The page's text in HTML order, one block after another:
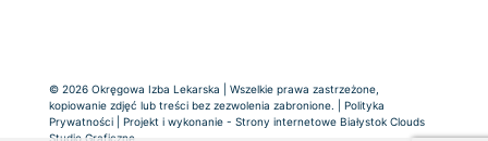
© 2026 Okręgowa Izba Lekarska | Wszelkie prawa zastrzeżone,
kopiowanie zdjęć lub treści bez zezwolenia zabronione. | Polityka
Prywatności | Projekt i wykonanie - Strony internetowe Białystok Clouds
Studio Graficzne